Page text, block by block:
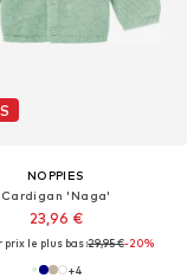
NOPPIES
Cardigan 'Naga'
23,96 €
le plus bas :29,95 €-20%
+4